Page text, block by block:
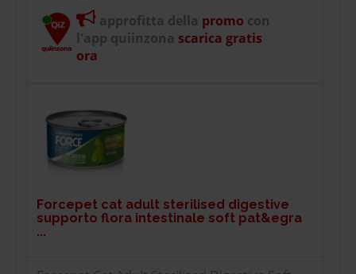
approfitta della promo con
l'app quiinzona scarica gratis
ora
Forcepet cat adult sterilised digestive
supporto flora intestinale soft pat&egra
...